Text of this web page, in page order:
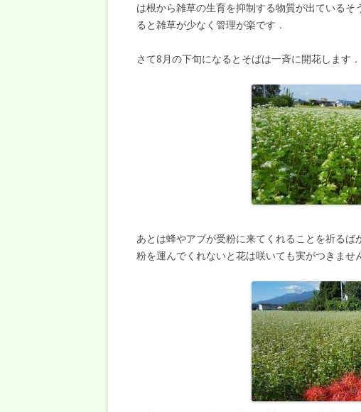
は根から雑草の生育を抑制する物質が出ている
ると雑草が少なく管理が楽です．
さて8月の下旬になるとそばは一斉に開花します．
あとは蜂やアブが受粉に来てくれることを祈る
粉を運んでくれないと花は咲いても実がつきませ